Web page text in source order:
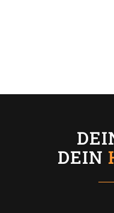
DEIN